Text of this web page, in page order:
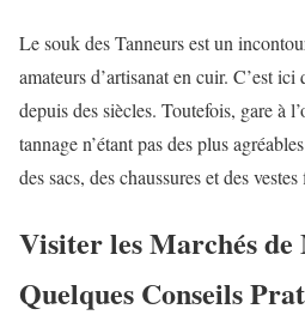
Le souk des Tanneurs est un
amateurs d’artisanat en cuir. C’est
depuis des siècles. Toutefois, gare à
tannage n’étant pas des plus
des sacs, des chaussures et des
Visiter les Marchés
Quelques Conseils